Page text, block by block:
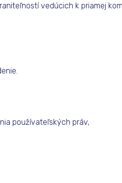
vedúcich k priamej
používateľských práv,